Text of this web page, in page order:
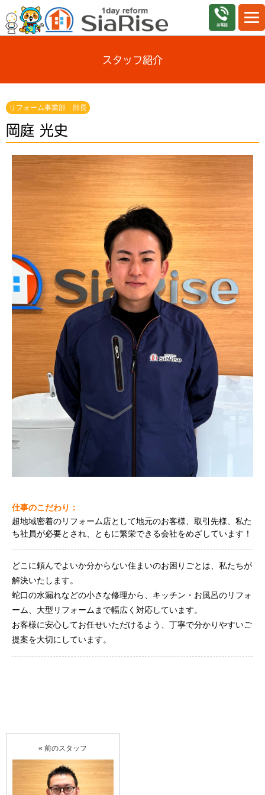
スタッフ紹介
リフォーム事業部 部長
岡庭 光史
仕事のこだわり：
超地域密着のリフォーム店として地元のお客様、取引先様、私た
ち社員が必要とされ、ともに繁栄できる会社をめざしています！
どこに頼んでよいか分からない住まいのお困りごとは、私たちが
解決いたします。
蛇口の水漏れなどの小さな修理から、キッチン・お風呂のリフォ
ーム、大型リフォームまで幅広く対応しています。
お客様に安心してお任せいただけるよう、丁寧で分かりやすいご
提案を大切にしています。
« 前のスタッフ